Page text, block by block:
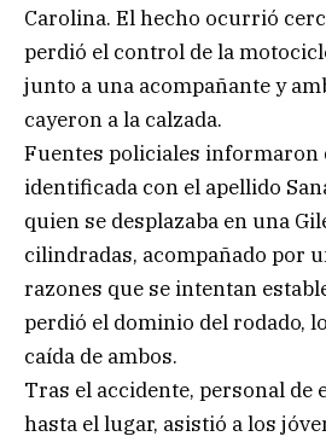
Carolina. El hecho ocurrió
perdió el control de la
junto a una acompañante y
cayeron a la calzada.
Fuentes policiales informaron
identificada con el apellido
quien se desplazaba en una
cilindradas, acompañado por
razones que se intentan
perdió el dominio del rodado,
caída de ambos.
Tras el accidente, personal de
hasta el lugar, asistió a los